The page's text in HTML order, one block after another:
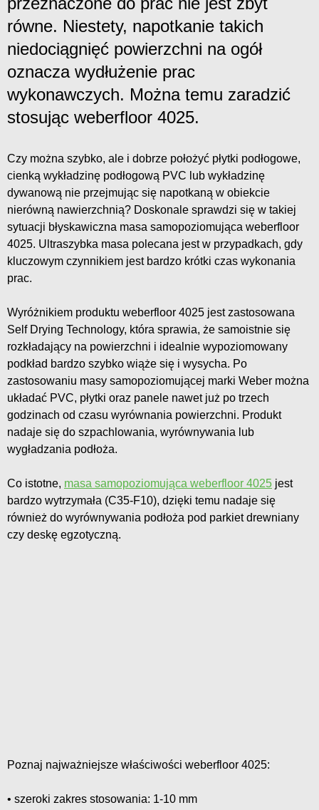
równe. Niestety, napotkanie takich
niedociągnięć powierzchni na ogół
oznacza wydłużenie prac
wykonawczych. Można temu zaradzić
stosując weberfloor 4025.
Czy można szybko, ale i dobrze położyć płytki podłogowe,
cienką wykładzinę podłogową PVC lub wykładzinę
dywanową nie przejmując się napotkaną w obiekcie
nierówną nawierzchnią? Doskonale sprawdzi się w takiej
sytuacji błyskawiczna masa samopoziomująca weberfloor
4025. Ultraszybka masa polecana jest w przypadkach, gdy
kluczowym czynnikiem jest bardzo krótki czas wykonania
prac.
Wyróżnikiem produktu weberfloor 4025 jest zastosowana
Self Drying Technology, która sprawia, że samoistnie się
rozkładający na powierzchni i idealnie wypoziomowany
podkład bardzo szybko wiąże się i wysycha. Po
zastosowaniu masy samopoziomującej marki Weber można
układać PVC, płytki oraz panele nawet już po trzech
godzinach od czasu wyrównania powierzchni. Produkt
nadaje się do szpachlowania, wyrównywania lub
wygładzania podłoża.
Co istotne, masa samopoziomująca weberfloor 4025 jest
bardzo wytrzymała (C35-F10), dzięki temu nadaje się
również do wyrównywania podłoża pod parkiet drewniany
czy deskę egzotyczną.
Poznaj najważniejsze właściwości weberfloor 4025:
• szeroki zakres stosowania: 1-10 mm